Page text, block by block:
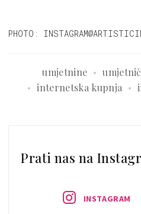
PHOTO:
umjetnine
internetska kupnja
Prati nas na
INSTAGRAM